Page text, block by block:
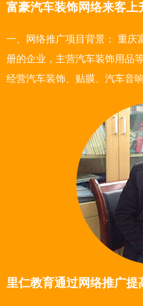
富豪汽车装饰网络来客上
一、网络推广项目背景： 重庆
册的企业，主营汽车装饰用品
经营汽车装饰、贴膜、汽车音
里仁教育通过网络推广提